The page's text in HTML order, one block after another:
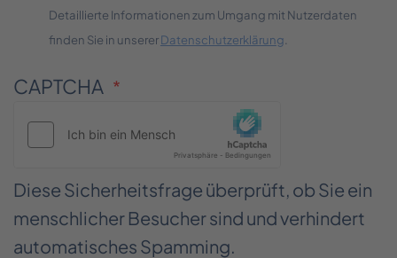
Detaillierte Informationen zum Umgang mit Nutzerdaten
finden Sie in unsererDatenschutzerklärung
CAPTCHA
Diese Sicherheitsfrage überprüft, ob Sie ein
menschlicher Besucher sind und verhindert
automatisches Spamming.